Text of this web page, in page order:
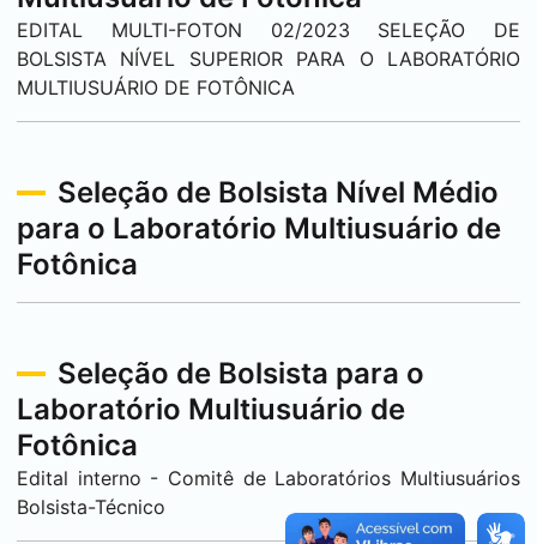
EDITAL MULTI-FOTON 02/2023 SELEÇÃO DE
BOLSISTA NÍVEL SUPERIOR PARA O LABORATÓRIO
MULTIUSUÁRIO DE FOTÔNICA
Seleção de Bolsista Nível Médio
para o Laboratório Multiusuário de
Fotônica
Seleção de Bolsista para o
Laboratório Multiusuário de
Fotônica
Edital interno - Comitê de Laboratórios Multiusuários
Bolsista-Técnico